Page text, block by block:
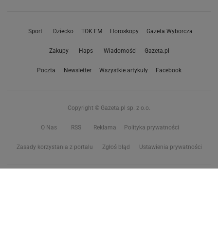
Sport Dziecko TOK FM Horoskopy Gazeta Wyborcza
Zakupy Haps Wiadomości Gazeta.pl
Poczta Newsletter Wszystkie artykuły Facebook
Copyright © Gazeta.pl sp. z o.o.
O Nas RSS Reklama Polityka prywatności
Zasady korzystania z portalu Zgłoś błąd Ustawienia prywatności